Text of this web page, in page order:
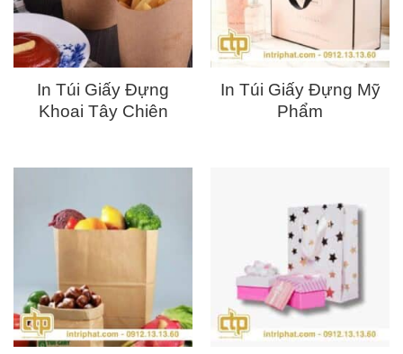
In Túi Giấy Đựng
Khoai Tây Chiên
In Túi Giấy Đựng Mỹ
Phẩm